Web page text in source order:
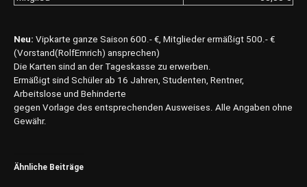
Neu: Vipkarte ganze Saison 600.- €, Mitglieder ermäßigt 500.- €
(Vorstand(RolfEmrich) ansprechen)
Die Karten sind an der Tageskasse zu erwerben.
Ermäßigt sind Schüler ab 16 Jahren, Studenten, Rentner,
Arbeitslose und Behinderte
gegen Vorlage des entsprechenden Ausweises. Alle Angaben ohne
Gewähr.
Ähnliche Beiträge